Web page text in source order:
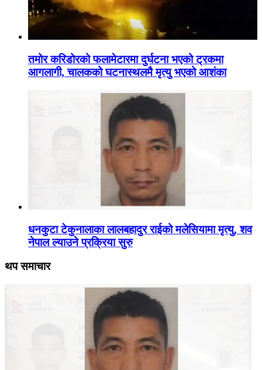
तमोर करिडोरको फलामेटारमा दुर्घटना भएको ट्रकमा
आगलागी, चालकको घटनास्थलमै मृत्यु भएको आशंका
धनकुटा टेकुनालाका लालबहादुर राईको मलेसियामा मृत्यु, शव
नेपाल ल्याउने प्रक्रिया सुरु
थप समाचार